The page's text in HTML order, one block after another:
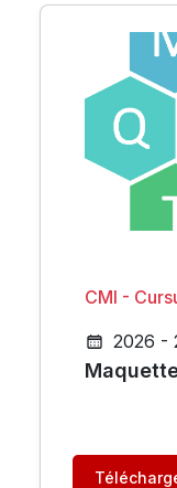
CMI -
2026 -